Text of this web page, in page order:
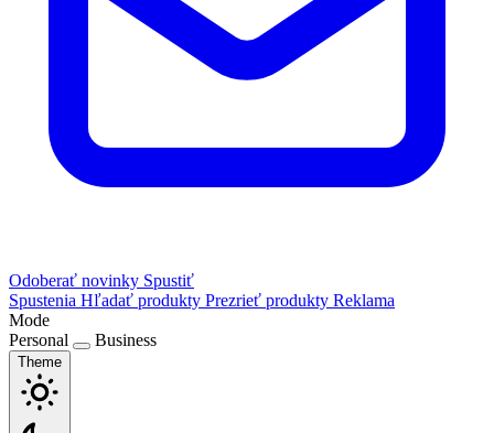
Odoberať novinky Spustiť
Spustenia Hľadať produkty Prezrieť produkty Reklama
Mode
Personal
Business
Theme